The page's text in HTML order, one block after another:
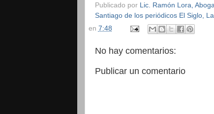
Publicado por Lic. Ramón Lora,
Santiago de los periódicos El Siglo,
en 7:48
No hay comentarios:
Publicar un comentario